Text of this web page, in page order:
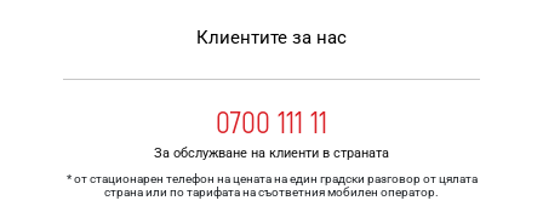
Клиентите за нас
0700 111 11
За обслужване на клиенти в страната
* от стационарен телефон на цената на един градски разговор от цялата
страна или по тарифата на съответния мобилен оператор.